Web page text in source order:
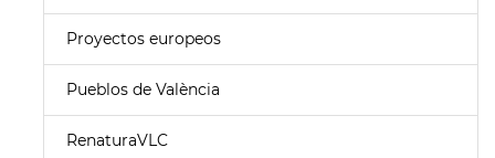
Proyectos europeos
Pueblos de València
RenaturaVLC